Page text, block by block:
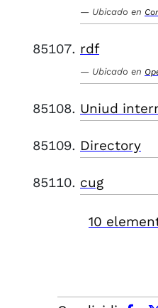
Ubicado en
rdf
Ubicado en
Uniud
Directory
cug
10
facebook